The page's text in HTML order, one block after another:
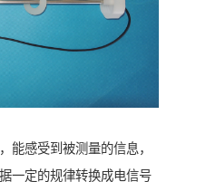
能感受到被测量的信息，
一定的规律转换成电信号